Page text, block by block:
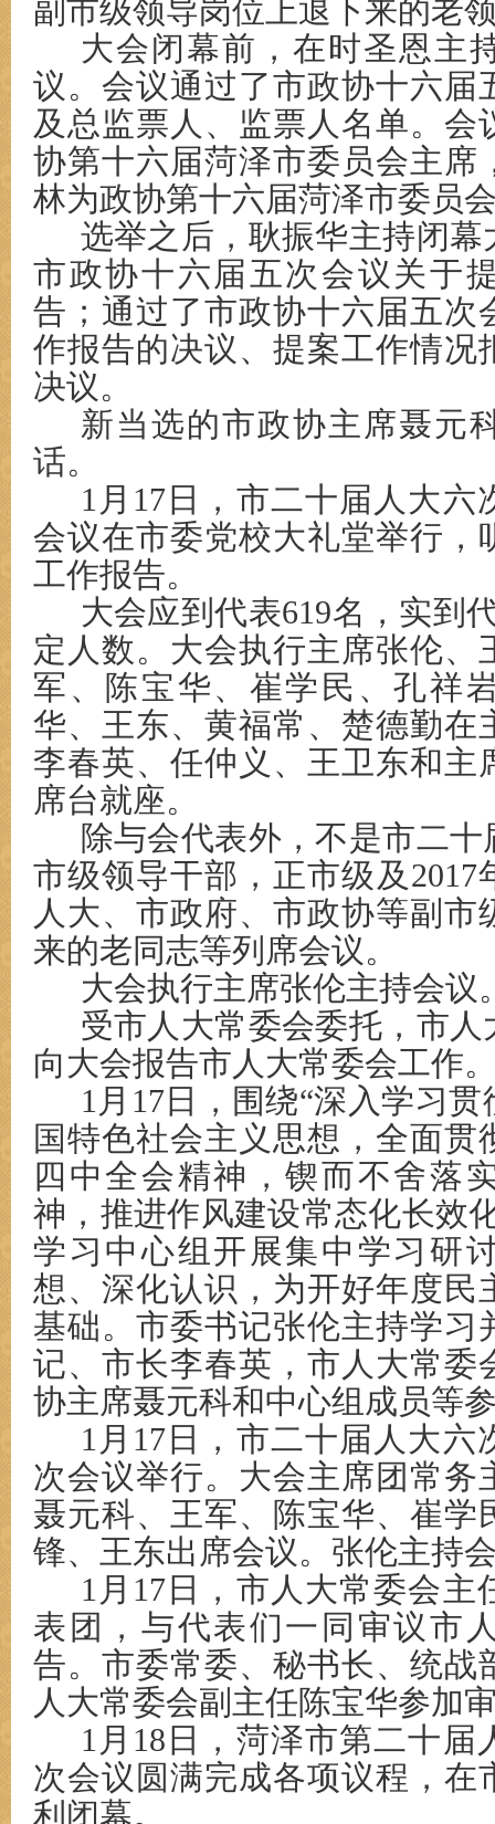
副市级领导岗位上退下来的老
大会闭幕前，在时圣恩主
议。会议通过了市政协十六届
及总监票人、监票人名单。会
协第十六届菏泽市委员会主席
林为政协第十六届菏泽市委员
选举之后，耿振华主持闭
市政协十六届五次会议关于
告；通过了市政协十六届五次
作报告的决议、提案工作情况
决议。
新当选的市政协主席聂元
话。
1月17日，市二十届人大六
会议在市委党校大礼堂举行，
工作报告。
大会应到代表619名，实到
定人数。大会执行主席张伦、
军、陈宝华、崔学民、孔祥
华、王东、黄福常、楚德勤在
李春英、任仲义、王卫东和主
席台就座。
除与会代表外，不是市二
市级领导干部，正市级及2017
人大、市政府、市政协等副市
来的老同志等列席会议。
大会执行主席张伦主持会议
受市人大常委会委托，市
向大会报告市人大常委会工作
1月17日，围绕“深入学习
国特色社会主义思想，全面贯
四中全会精神，锲而不舍落
神，推进作风建设常态化长效
学习中心组开展集中学习研
想、深化认识，为开好年度民
基础。市委书记张伦主持学习
记、市长李春英，市人大常委
协主席聂元科和中心组成员等
1月17日，市二十届人大六
次会议举行。大会主席团常务
聂元科、王军、陈宝华、崔学
锋、王东出席会议。张伦主持
1月17日，市人大常委会主
表团，与代表们一同审议市
告。市委常委、秘书长、统战
人大常委会副主任陈宝华参加
1月18日，菏泽市第二十届
次会议圆满完成各项议程，在
利闭幕。